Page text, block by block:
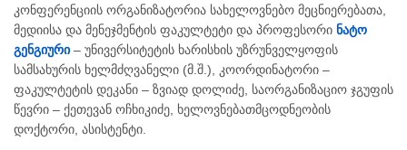
კონფერენციის ორგანიზატორია სახელოვნებო მეცნიერებათა,
მედიისა და მენეჯმენტის ფაკულტეტი და პროფესორი ნატო
გენგიური – უნივერსიტეტის ხარისხის უზრუნველყოფის
სამსახურის ხელმძღვანელი (მ.შ.), კოორდინატორი –
ფაკულტეტის დეკანი – ზვიად დოლიძე, საორგანიზაციო ჯგუფის
წევრი – ქეთევან ოჩხიკიძე, ხელოვნებათმცოდნეობის
დოქტორი, ასისტენტი.